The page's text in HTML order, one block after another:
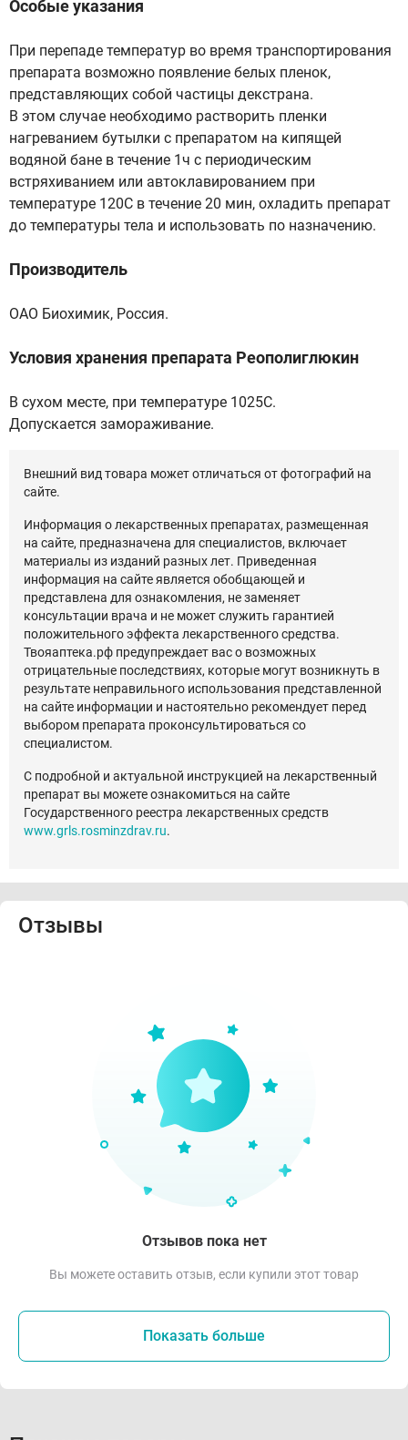
Особые указания
При перепаде температур во время транспортирования
препарата возможно появление белых пленок,
представляющих собой частицы декстрана.
В этом случае необходимо растворить пленки
нагреванием бутылки с препаратом на кипящей
водяной бане в течение 1ч с периодическим
встряхиванием или автоклавированием при
температуре 120C в течение 20 мин, охладить препарат
до температуры тела и использовать по назначению.
Производитель
ОАО Биохимик, Россия.
Условия хранения препарата Реополиглюкин
В сухом месте, при температуре 1025C.
Допускается замораживание.
Внешний вид товара может отличаться от фотографий на
сайте.
Информация о лекарственных препаратах, размещенная
на сайте, предназначена для специалистов, включает
материалы из изданий разных лет. Приведенная
информация на сайте является обобщающей и
представлена для ознакомления, не заменяет
консультации врача и не может служить гарантией
положительного эффекта лекарственного средства.
Твояаптека.рф предупреждает вас о возможных
отрицательные последствиях, которые могут возникнуть в
результате неправильного использования представленной
на сайте информации и настоятельно рекомендует перед
выбором препарата проконсультироваться со
специалистом.
С подробной и актуальной инструкцией на лекарственный
препарат вы можете ознакомиться на сайте
Государственного реестра лекарственных средств
www.grls.rosminzdrav.ru.
Отзывы
Отзывов пока нет
Вы можете оставить отзыв, если купили этот товар
Показать больше